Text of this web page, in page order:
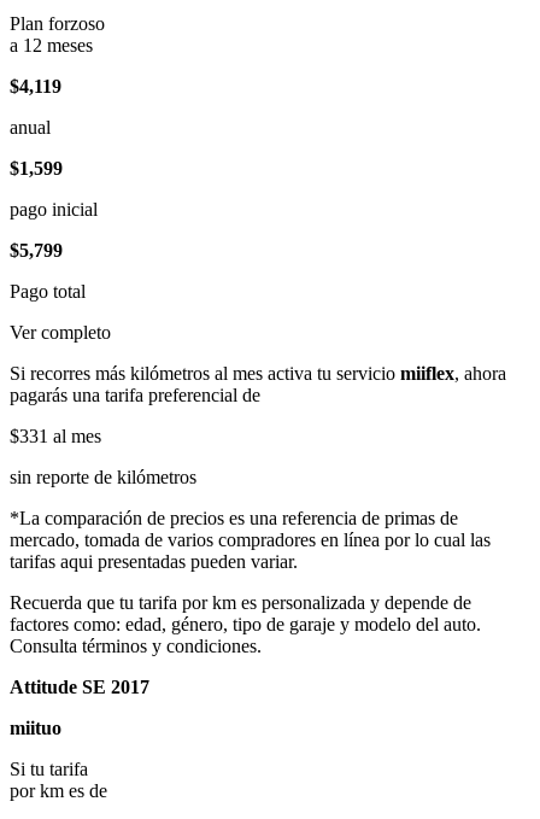
Plan forzoso
a 12 meses
$4,119
anual
$1,599
pago inicial
$5,799
Pago total
Ver completo
Si recorres más kilómetros al mes activa tu servicio miiflex, ahora
pagarás una tarifa preferencial de
$331 al mes
sin reporte de kilómetros
*La comparación de precios es una referencia de primas de
mercado, tomada de varios compradores en línea por lo cual las
tarifas aqui presentadas pueden variar.
Recuerda que tu tarifa por km es personalizada y depende de
factores como: edad, género, tipo de garaje y modelo del auto.
Consulta términos y condiciones.
Attitude SE 2017
miituo
Si tu tarifa
por km es de